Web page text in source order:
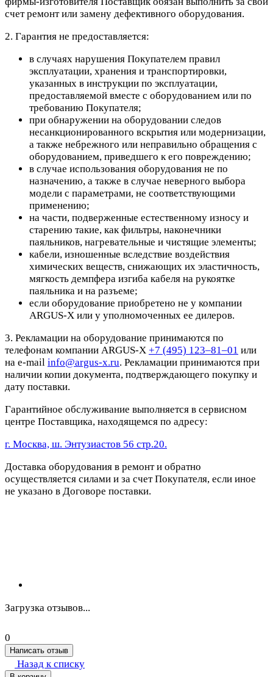
счет ремонт или замену дефективного оборудования.
2. Гарантия не предоставляется:
в случаях нарушения Покупателем правил
эксплуатации, хранения и транспортировки,
указанных в инструкции по эксплуатации,
предоставляемой вместе с оборудованием или по
требованию Покупателя;
при обнаружении на оборудовании следов
несанкционированного вскрытия или модернизации,
а также небрежного или неправильно обращения с
оборудованием, приведшего к его повреждению;
в случае использования оборудования не по
назначению, а также в случае неверного выбора
модели с параметрами, не соответствующими
применению;
на части, подверженные естественному износу и
старению такие, как фильтры, наконечники
паяльников, нагревательные и чистящие элементы;
кабели, изношенные вследствие воздействия
химических веществ, снижающих их эластичность,
мягкость демпфера изгиба кабеля на рукоятке
паяльника и на разъеме;
если оборудование приобретено не у компании
ARGUS-X или у уполномоченных ее дилеров.
3. Рекламации на оборудование принимаются по
телефонам компании ARGUS-X +7 (495) 123–81–01 или
на e-mail info@argus-x.ru. Рекламации принимаются при
наличии копии документа, подтверждающего покупку и
дату поставки.
Гарантийное обслуживание выполняется в сервисном
центре Поставщика, находящемся по адресу:
г. Москва, ш. Энтузиастов 56 стр.20.
Доставка оборудования в ремонт и обратно
осуществляется силами и за счет Покупателя, если иное
не указано в Договоре поставки.
Загрузка отзывов...
0
Написать отзыв
Назад к списку